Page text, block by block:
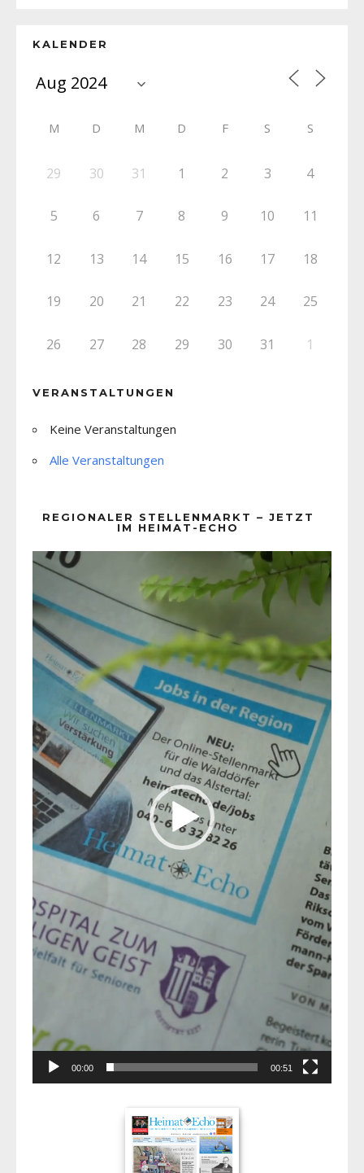
KALENDER
M D M D F S S
29 30 31 1 2 3 4
5 6 7 8 9 10 11
12 13 14 15 16 17 18
19 20 21 22 23 24 25
26 27 28 29 30 31 1
VERANSTALTUNGEN
Keine Veranstaltungen
Alle Veranstaltungen
REGIONALER STELLENMARKT – JETZT
IM HEIMAT-ECHO
Player
00:00 00:51